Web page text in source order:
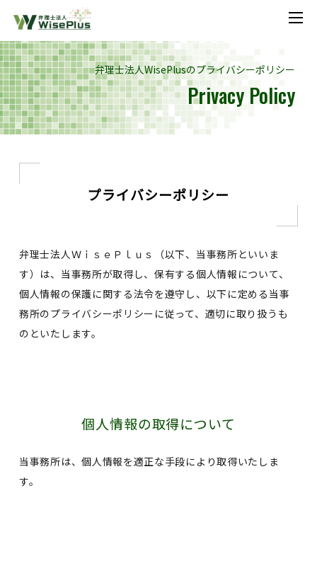
メニ
弁理士法人WisePlusのプライバシーポリシー
Privacy Policy
プライバシーポリシー
弁理士法人ＷｉｓｅＰｌｕｓ（以下、当事務所といいま
す）は、当事務所が取得し、保有する個人情報について、
個人情報の保護に関する法令を遵守し、以下に定める当事
務所のプライバシーポリシーに従って、適切に取り扱うも
のといたします。
個人情報の取得について
当事務所は、個人情報を適正な手段により取得いたしま
す。